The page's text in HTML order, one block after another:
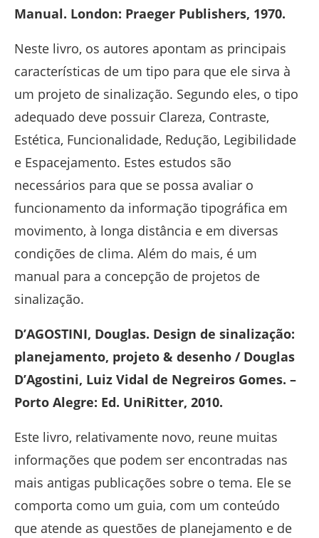
Manual. London: Praeger Publishers, 1970.
Neste livro, os autores apontam as principais
características de um tipo para que ele sirva à
um projeto de sinalização. Segundo eles, o tipo
adequado deve possuir Clareza, Contraste,
Estética, Funcionalidade, Redução, Legibilidade
e Espacejamento. Estes estudos são
necessários para que se possa avaliar o
funcionamento da informação tipográfica em
movimento, à longa distância e em diversas
condições de clima. Além do mais, é um
manual para a concepção de projetos de
sinalização.
D’AGOSTINI, Douglas. Design de sinalização:
planejamento, projeto & desenho / Douglas
D’Agostini, Luiz Vidal de Negreiros Gomes. –
Porto Alegre: Ed. UniRitter, 2010.
Este livro, relativamente novo, reune muitas
informações que podem ser encontradas nas
mais antigas publicações sobre o tema. Ele se
comporta como um guia, com um conteúdo
que atende as questões de planejamento e de